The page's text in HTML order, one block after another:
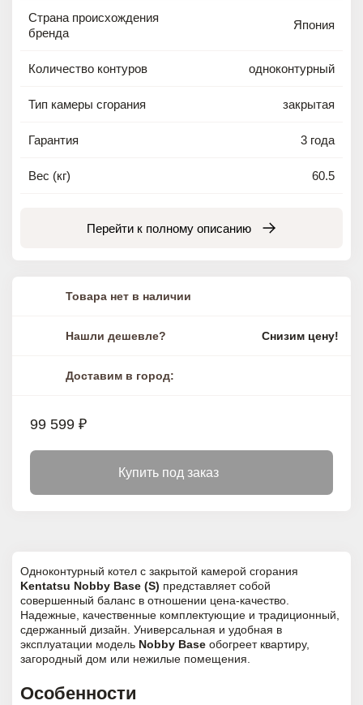
Страна происхождения
бренда
Япония
Количество контуров одноконтурный
Тип камеры сгорания закрытая
Гарантия 3 года
Вес (кг) 60.5
Перейти к полному описанию
Товара нет в наличии
Нашли дешевле? Снизим цену!
Доставим в город:
99 599 ₽
Купить под заказ
Одноконтурный котел с закрытой камерой сгорания
Kentatsu Nobby Base (S) представляет собой
совершенный баланс в отношении цена-качество.
Надежные, качественные комплектующие и традиционный,
сдержанный дизайн. Универсальная и удобная в
эксплуатации модель Nobby Base обогреет квартиру,
загородный дом или нежилые помещения.
Особенности